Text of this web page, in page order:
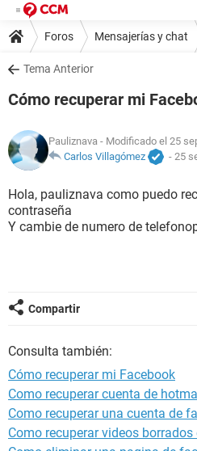
Foros Mensajerías y chat
Tema Anterior
Cómo recuperar mi
Pauliznava - Modificado el 25
Carlos Villagómez
- 25
Hola, pauliznava como puedo
contraseña
Y cambie de numero de
Compartir
Consulta también:
Cómo recuperar mi Facebook
Como recuperar cuenta de
Como recuperar una cuenta de
Como recuperar videos borrados